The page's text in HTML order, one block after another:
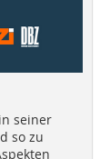
seiner
so zu